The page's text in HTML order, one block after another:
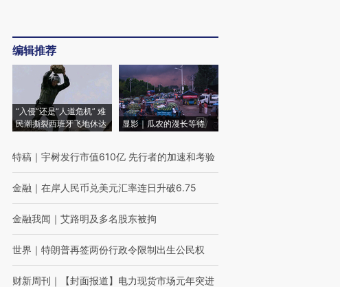
编辑推荐
“入侵”还是“人道危机” 难
民潮撕裂西班牙飞地休达
显影｜瓜农的漫长等待
特稿 ｜ 宇树发行市值610亿 先行者的加速和考验
金融 ｜ 在岸人民币兑美元汇率连日升破6.75
金融我闻 ｜ 艾路明及多名股东被拘
世界 ｜ 特朗普再签两份行政令限制出生公民权
财新周刊 ｜ 【封面报道】电力现货市场元年突进